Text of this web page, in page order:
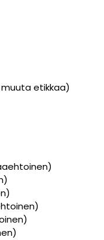
etikkaa)